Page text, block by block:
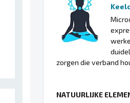
zorgen die verband
NATUURLIJKE